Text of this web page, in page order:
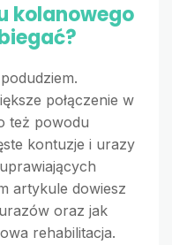
kolanowego
połączenie w
też powodu
kontuzje i urazy
artykule dowiesz
oraz jak
rehabilitacja.